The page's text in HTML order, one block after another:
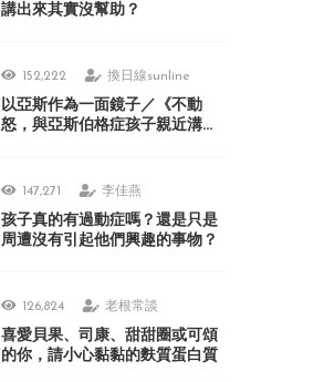
講出來其實沒幫助？
152,222 換日線sunline
以亞斯作為一面鏡子／《不動
怒，與亞斯伯格症孩子親近溝
147,271 李佳燕
孩子真的有過動症嗎？還是只是
周遭沒有引起他們興趣的事物？
126,824 老根常談
喜愛貝果、司康、甜甜圈或可頌
的你，請小心黏黏的麩質蛋白質